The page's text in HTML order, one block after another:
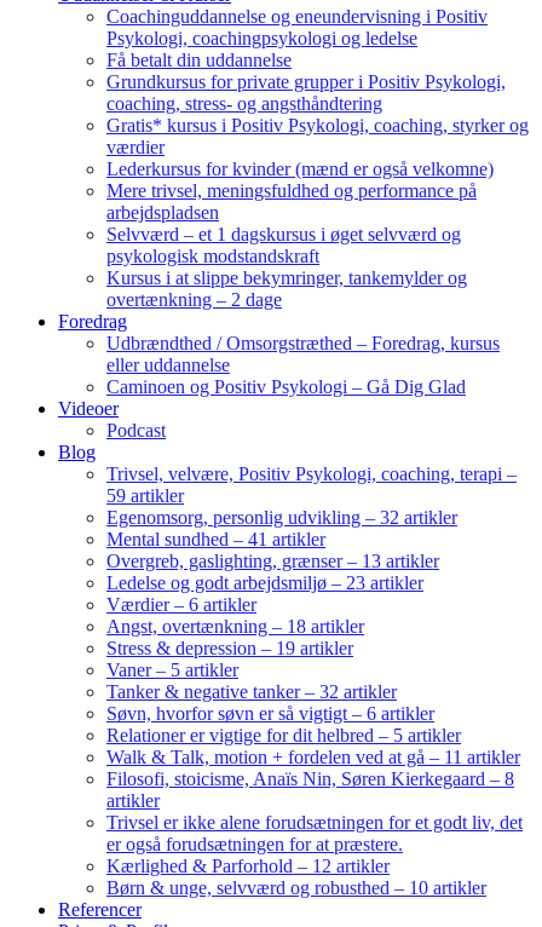
Coachinguddannelse og eneundervisning i Positiv
Psykologi, coachingpsykologi og ledelse
Få betalt din uddannelse
Grundkursus for private grupper i Positiv Psykologi,
coaching, stress- og angsthåndtering
Gratis* kursus i Positiv Psykologi, coaching, styrker og
værdier
Lederkursus for kvinder (mænd er også velkomne)
Mere trivsel, meningsfuldhed og performance på
arbejdspladsen
Selvværd – et 1 dagskursus i øget selvværd og
psykologisk modstandskraft
Kursus i at slippe bekymringer, tankemylder og
overtænkning – 2 dage
Foredrag
Udbrændthed / Omsorgstræthed – Foredrag, kursus
eller uddannelse
Caminoen og Positiv Psykologi – Gå Dig Glad
Videoer
Podcast
Blog
Trivsel, velvære, Positiv Psykologi, coaching, terapi –
59 artikler
Egenomsorg, personlig udvikling – 32 artikler
Mental sundhed – 41 artikler
Overgreb, gaslighting, grænser – 13 artikler
Ledelse og godt arbejdsmiljø – 23 artikler
Værdier – 6 artikler
Angst, overtænkning – 18 artikler
Stress & depression – 19 artikler
Vaner – 5 artikler
Tanker & negative tanker – 32 artikler
Søvn, hvorfor søvn er så vigtigt – 6 artikler
Relationer er vigtige for dit helbred – 5 artikler
Walk & Talk, motion + fordelen ved at gå – 11 artikler
Filosofi, stoicisme, Anaïs Nin, Søren Kierkegaard – 8
artikler
Trivsel er ikke alene forudsætningen for et godt liv, det
er også forudsætningen for at præstere.
Kærlighed & Parforhold – 12 artikler
Børn & unge, selvværd og robusthed – 10 artikler
Referencer